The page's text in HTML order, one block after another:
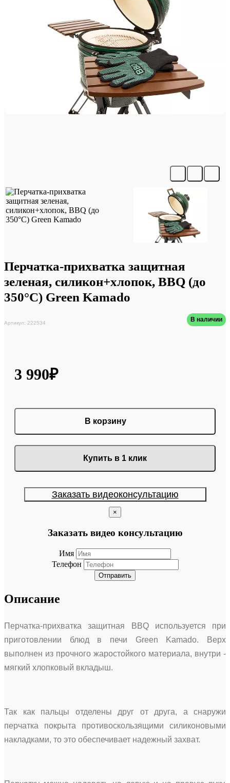
Перчатка-прихватка защитная
зеленая, силикон+хлопок, BBQ (до
350°С) Green Kamado
Артикул: 222534 В наличии
3 990₽
В корзину
Купить в 1 клик
Заказать видеоконсультацию
×
Заказать видео консультацию
Имя
Телефон
Отправить
Описание
Перчатка-прихватка защитная BBQ используется при
приготовлении блюд в печи Green Kamado. Верх
выполнен из прочного жаростойкого материала, внутри -
мягкий хлопковый вкладыш.
Так как пальцы отделены друг от друга, а снаружи
перчатка покрыта противоскользящими силиконовыми
накладками, то это обеспечивает надежный захват.